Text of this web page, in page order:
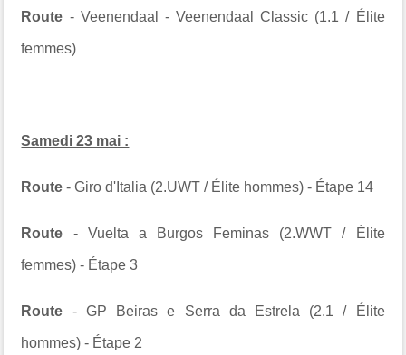
Route - Veenendaal - Veenendaal Classic (1.1 / Élite
femmes)
Samedi 23 mai :
Route- Giro d'Italia (2.UWT / Élite hommes) - Étape 14
Route - Vuelta a Burgos Feminas (2.WWT / Élite
femmes) - Étape 3
Route - GP Beiras e Serra da Estrela (2.1 / Élite
hommes) - Étape 2